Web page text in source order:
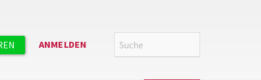
Suche
ANMELDEN